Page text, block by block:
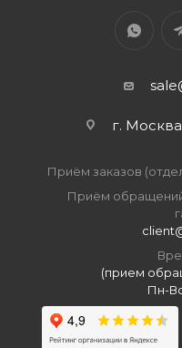
г.
Приём заказов
Приём
(прием
Пн-